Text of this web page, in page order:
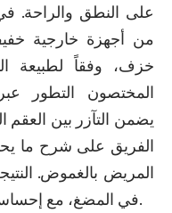
على النطق والراحة.
من أجهزة خارجية
خزف، وفقاً لطبيعة
المختصون التطور
الفريق على شرح ما
المريض بالغموض.
في المضغ، مع إحساس بالسيطرة على المسار العلاجي.